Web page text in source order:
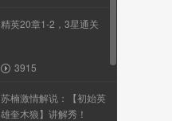
精英20章1-2，3星通关
3915
苏楠激情解说：【初始英
雄奎木狼】讲解秀！